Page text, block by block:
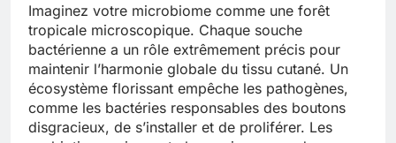
Imaginez votre microbiome comme une forêt
tropicale microscopique. Chaque souche
bactérienne a un rôle extrêmement précis pour
maintenir l’harmonie globale du tissu cutané. Un
écosystème florissant empêche les pathogènes,
comme les bactéries responsables des boutons
disgracieux, de s’installer et de proliférer. Les